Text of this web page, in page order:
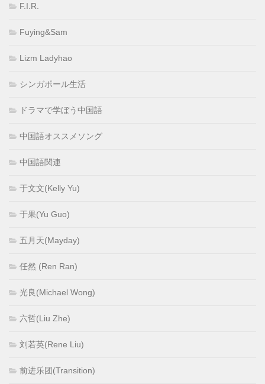
F.I.R.
Fuying&Sam
Lizm Ladyhao
シンガポール生活
ドラマで学ぼう中国語
中国語オススメソング
中国語関連
于文文(Kelly Yu)
于果(Yu Guo)
五月天(Mayday)
任然 (Ren Ran)
光良(Michael Wong)
六哲(Liu Zhe)
刘若英(Rene Liu)
前进乐团(Transition)